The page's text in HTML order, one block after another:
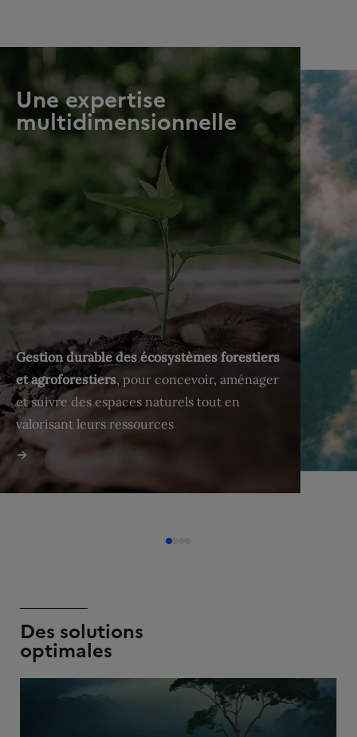
Une expertise
multidimensionnelle
Gestion durable des écosystèmes forestiers
et agroforestiers, pour concevoir, aménager
et suivre des espaces naturels tout en
valorisant leurs ressources
Des solutions
optimales